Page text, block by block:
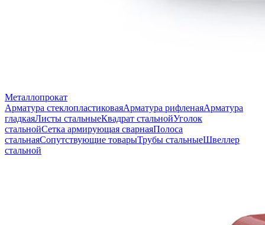
Металлопрокат
Арматура стеклопластиковаяАрматура рифленаяАрматура
гладкаяЛисты стальныеКвадрат стальнойУголок
стальнойСетка армирующая сварнаяПолоса
стальнаяСопутствующие товарыТрубы стальныеШвеллер
стальной